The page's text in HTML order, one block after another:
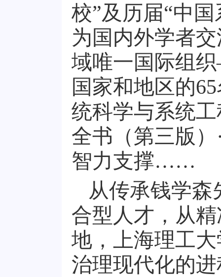
校”及历届“中
为国内外学者
域唯一国际组
国家和地区的
统科学与系统
全书（第三版
智力支撑……
从传承钱学
合型人才，从
地，上海理工
治理现代化的